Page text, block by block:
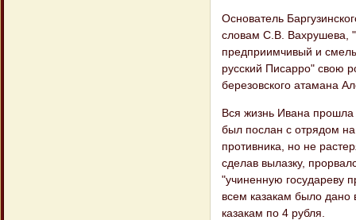
Основатель
словам С.В. Вахрушева,
предприимчивый и
русский Писарро" свою
березовского атамана
Вся жизнь Ивана прошла
был послан с отрядом
противника, но не
сделав вылазку,
"учиненную государеву
всем казакам было дано
казакам по 4 рубля.